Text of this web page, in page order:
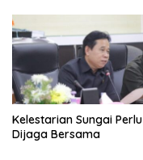
Kelestarian Sungai Perlu
Dijaga Bersama